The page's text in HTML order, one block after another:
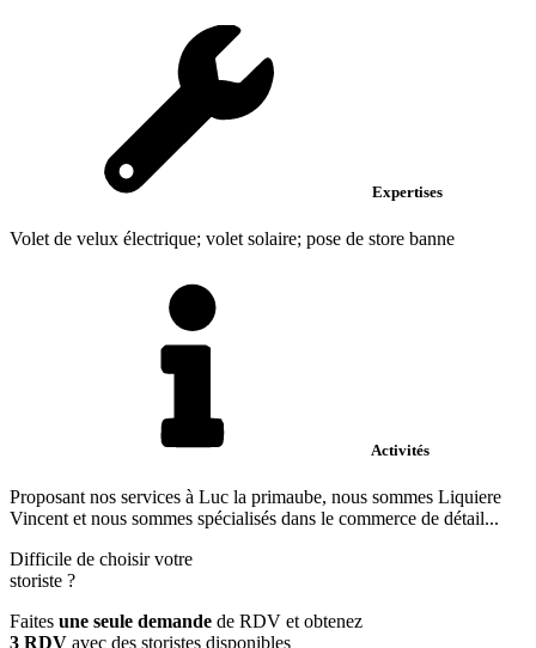
Expertises
Volet de velux électrique; volet solaire; pose de store banne
Activités
Proposant nos services à Luc la primaube, nous sommes Liquiere
Vincent et nous sommes spécialisés dans le commerce de détail...
Difficile de choisir votre
storiste ?
Faites une seule demande de RDV et obtenez
3 RDV avec des storistes disponibles